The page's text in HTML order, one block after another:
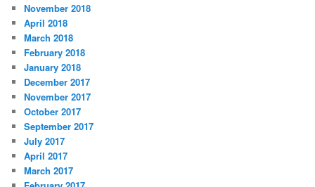
November 2018
April 2018
March 2018
February 2018
January 2018
December 2017
November 2017
October 2017
September 2017
July 2017
April 2017
March 2017